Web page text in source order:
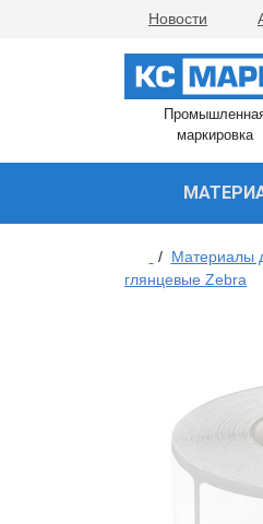
Новости
маркировка
/ Материалы
глянцевые Zebra